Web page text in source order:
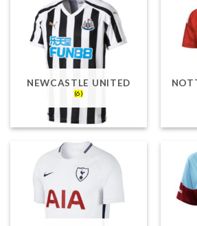
NEWCASTLE UNITED
(6)